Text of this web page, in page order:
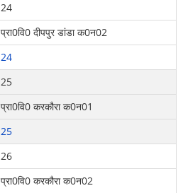
24
प्रा0वि0 दीपपुर डांडा क0न02
24
25
प्रा0वि0 करकौरा क0न01
25
26
प्रा0वि0 करकौरा क0न02